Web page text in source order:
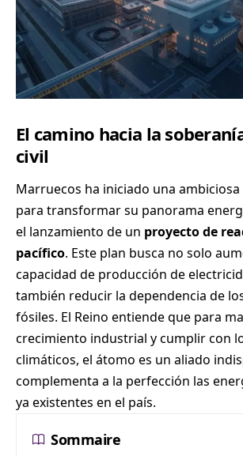
El camino hacia la
civil
Marruecos ha iniciado una
para transformar su panorama
el lanzamiento de un proyecto de
pacífico. Este plan busca no solo
capacidad de producción de
también reducir la dependencia de
fósiles. El Reino entiende que para
crecimiento industrial y cumplir con
climáticos, el átomo es un aliado
complementa a la perfección las
ya existentes en el país.
Sommaire